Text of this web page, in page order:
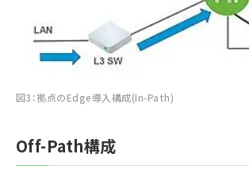
図3：拠点のEdge導入構成(In-Path)
Off-Path構成